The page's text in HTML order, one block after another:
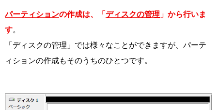
パーティションの作成は、「 ディスクの管理 」から行いま
す。
「ディスクの管理」では様々なことができますが、パーテ
ィションの作成もそのうちのひとつです。